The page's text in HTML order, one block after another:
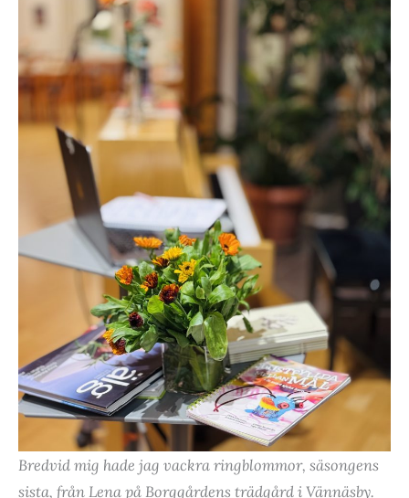
Bredvid mig hade jag vackra ringblommor, säsongens
sista, från Lena på Borggårdens trädgård i Vännäsby.